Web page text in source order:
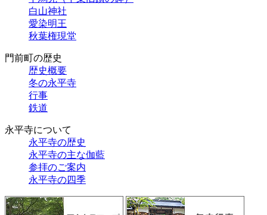
白山神社
愛染明王
秋葉権現堂
門前町の歴史
歴史概要
冬の永平寺
行事
鉄道
永平寺について
永平寺の歴史
永平寺の主な伽藍
参拝のご案内
永平寺の四季